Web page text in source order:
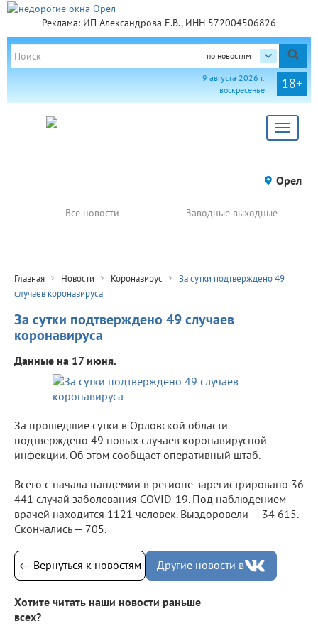
Реклама: ИП Александрова Е.В., ИНН 572004506826
по новостям
18+
9 августа 2026 г.
воскресенье
Toggle
Орел
Все новости Заводные выходные
Главная Новости Коронавирус
За сутки подтверждено 49
случаев коронавируса
За сутки подтверждено 49 случаев
коронавируса
Данные на 17 июня.
За прошедшие сутки в Орловской области
подтверждено 49 новых случаев коронавирусной
инфекции. Об этом сообщает оперативный штаб.
Всего с начала пандемии в регионе зарегистрировано 36
441 случай заболевания COVID-19. Под наблюдением
врачей находится 1121 человек. Выздоровели — 34 615.
Скончались — 705.
← Вернуться к новостям Другие новости в
Хотите читать наши новости раньше
всех?